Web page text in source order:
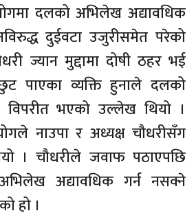
दलको अभिलेख अद्यावधिक
दुईवटा उजुरीसमेत परेको
ज्यान मुद्दामा दोषी ठहर भई
छुट पाएका व्यक्ति हुनाले दलको
विपरीत भएको उल्लेख थियो ।
नाउपा र अध्यक्ष चौधरीसँग
। चौधरीले जवाफ पठाएपछि
अद्यावधिक गर्न नसक्ने
हो ।